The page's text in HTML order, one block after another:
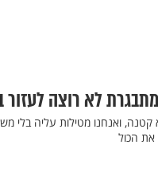
לא רוצה לעזור
וכמעט אמא קטנה, ואנחנו מטילות עליה
את הכול